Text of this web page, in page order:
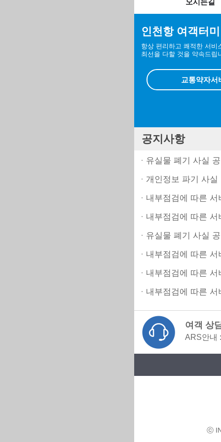
오시는길
인천항 여객터
항상 편리하고 쾌적한 서비
최선을 다할 것을 약속드립
교통약자서
공지사항
유실물 폐기 사실
개인정보 파기 사실
내부점검에 따른
내부점검에 따른
유실물 폐기 사실
내부점검에 따른
내부점검에 따른
내부점검에 따른
여객 상
ARS안내
ⓒ